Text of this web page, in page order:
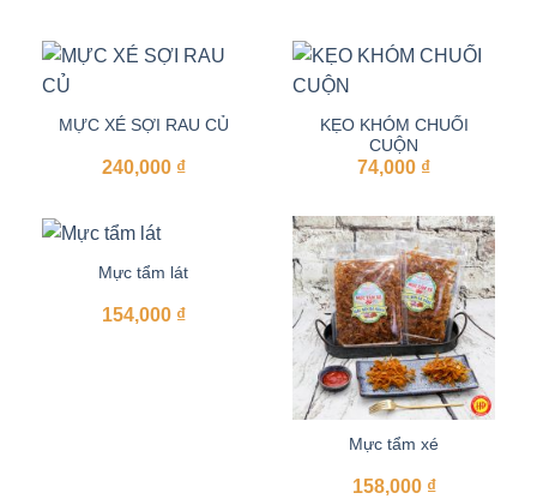
MỰC XÉ SỢI RAU CỦ
240,000 ₫
KẸO KHÓM CHUỐI
CUỘN
74,000 ₫
Mực tẩm lát
154,000 ₫
Mực tẩm xé
158,000 ₫